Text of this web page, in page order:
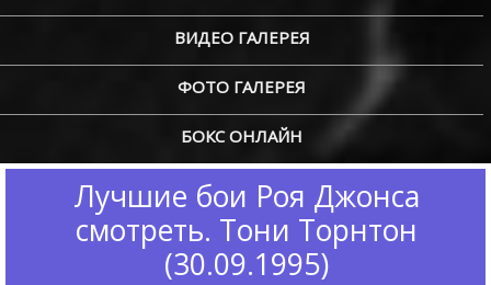
ВИДЕО ГАЛЕРЕЯ
ФОТО ГАЛЕРЕЯ
БОКС ОНЛАЙН
Лучшие бои Роя Джонса
смотреть. Тони Торнтон
(30.09.1995)